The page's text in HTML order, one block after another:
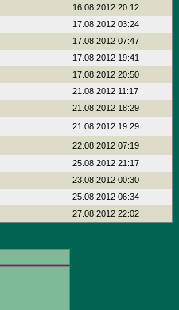
16.08.2012 20:12
17.08.2012 03:24
17.08.2012 07:47
17.08.2012 19:41
17.08.2012 20:50
21.08.2012 11:17
21.08.2012 18:29
21.08.2012 19:29
22.08.2012 07:19
25.08.2012 21:17
23.08.2012 00:30
25.08.2012 06:34
27.08.2012 22:02